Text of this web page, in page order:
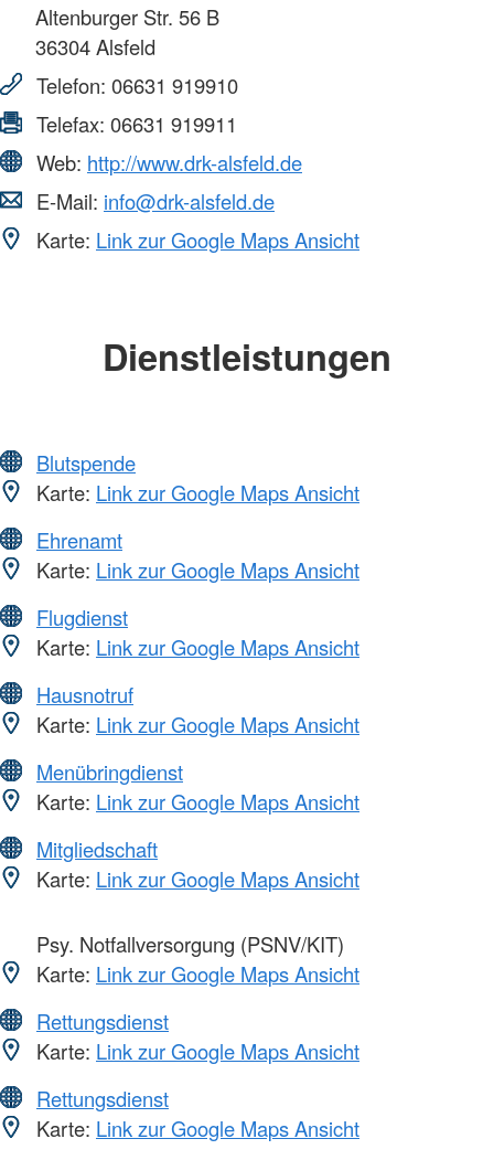
Altenburger Str. 56 B
36304Alsfeld
Telefon: 06631 919910
Telefax: 06631 919911
Web: http://www.drk-alsfeld.de
E-Mail: info@drk-alsfeld.de
Karte: Link zur Google Maps Ansicht
Dienstleistungen
Blutspende
Karte: Link zur Google Maps Ansicht
Ehrenamt
Karte: Link zur Google Maps Ansicht
Flugdienst
Karte: Link zur Google Maps Ansicht
Hausnotruf
Karte: Link zur Google Maps Ansicht
Menübringdienst
Karte: Link zur Google Maps Ansicht
Mitgliedschaft
Karte: Link zur Google Maps Ansicht
Psy. Notfallversorgung (PSNV/KIT)
Karte: Link zur Google Maps Ansicht
Rettungsdienst
Karte: Link zur Google Maps Ansicht
Rettungsdienst
Karte: Link zur Google Maps Ansicht